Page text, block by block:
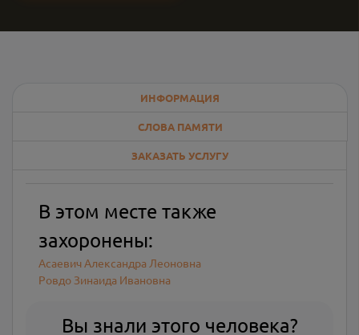
ИНФОРМАЦИЯ
СЛОВА ПАМЯТИ
ЗАКАЗАТЬ УСЛУГУ
В этом месте также
захоронены:
Асаевич Александра Леоновна
Ровдо Зинаида Ивановна
Вы знали этого человека?